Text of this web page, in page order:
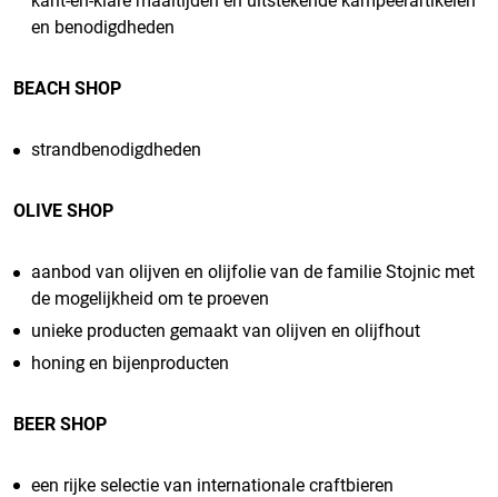
en benodigdheden
BEACH SHOP
strandbenodigdheden
OLIVE SHOP
aanbod van olijven en olijfolie van de familie Stojnic met
de mogelijkheid om te proeven
unieke producten gemaakt van olijven en olijfhout
honing en bijenproducten
BEER SHOP
een rijke selectie van internationale craftbieren